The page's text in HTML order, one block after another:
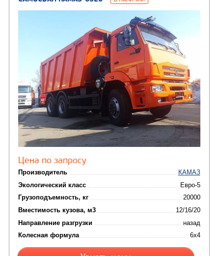
АВТОБУСЫ
АВТОЦИСТЕРНЫ
Автотопливозаправщики
CHAMELEON (г. Егорьевск)(8)
Молоковозы, водовозы
Автогудронаторы (8)
КОММУНАЛЬНАЯ
ТЕХНИКА
Комбинированные
машины(18)
Вакуумные машины
Илососные машины
Каналопромывочные
Комбинированные
Мусоровозы(24)
САМОСВАЛ КАМАЗ-6520